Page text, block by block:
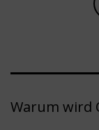
Warum wird